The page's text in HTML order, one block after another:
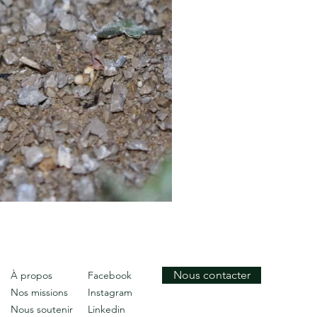
À propos
Nos missions
Nous soutenir
Facebook
Instagram
Linkedin
Nous contacter